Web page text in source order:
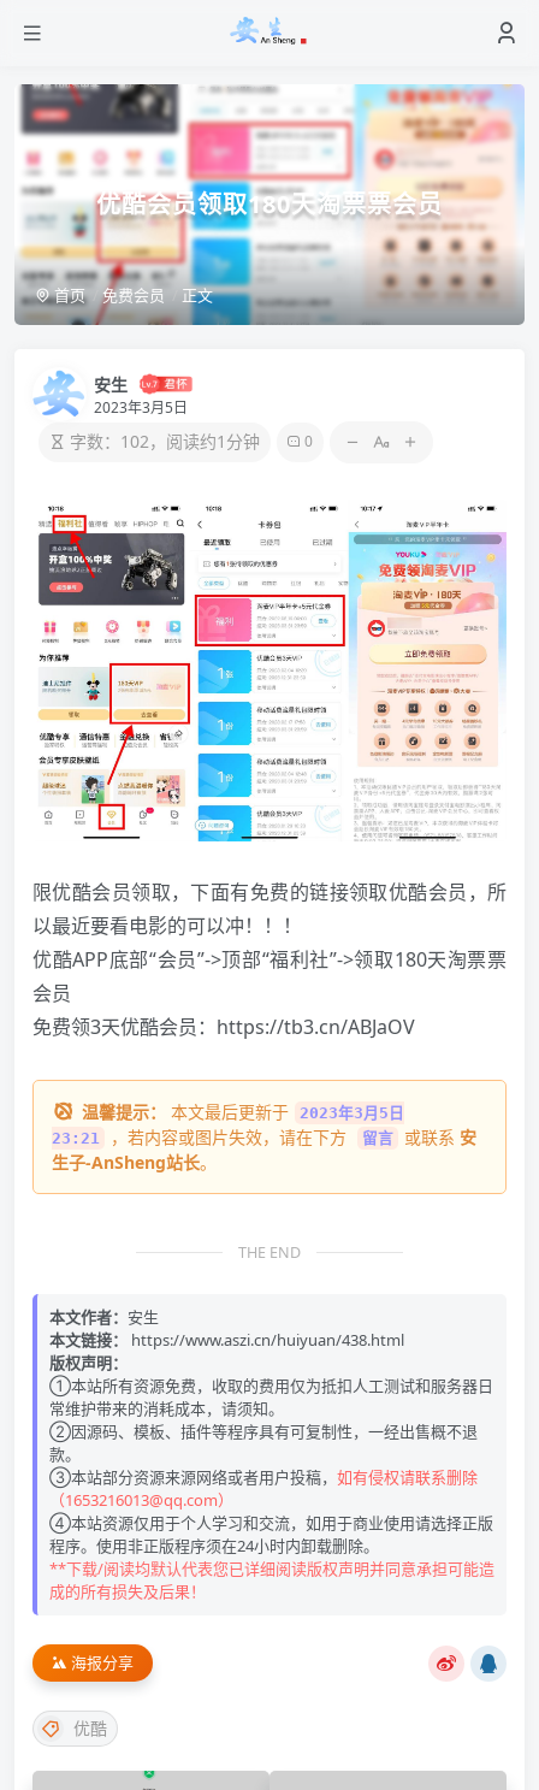
优酷会员领取180天淘票票会员
首页 免费会员 正文
安生
2023年3月5日
字数：102，阅读约1分钟 0
限优酷会员领取，下面有免费的链接领取优酷会员，所
以最近要看电影的可以冲！！！
优酷APP底部“会员”->顶部“福利社”->领取180天淘票票
会员
免费领3天优酷会员：https://tb3.cn/ABJaOV
温馨提示： 本文最后更新于
2023年3月5日
23:21
，若内容或图片失效，请在下方 留言 或联系 安
生子-AnSheng站长。
THE END
本文作者： 安生
本文链接：
https://www.aszi.cn/huiyuan/438.html
版权声明：
①本站所有资源免费，收取的费用仅为抵扣人工测试和服务器日
常维护带来的消耗成本，请须知。
②因源码、模板、插件等程序具有可复制性，一经出售概不退
款。
③本站部分资源来源网络或者用户投稿， 如有侵权请联系删除
（1653216013@qq.com）
④本站资源仅用于个人学习和交流，如用于商业使用请选择正版
程序。使用非正版程序须在24小时内卸载删除。
**下载/阅读均默认代表您已详细阅读版权声明并同意承担可能造
成的所有损失及后果！
海报分享
优酷